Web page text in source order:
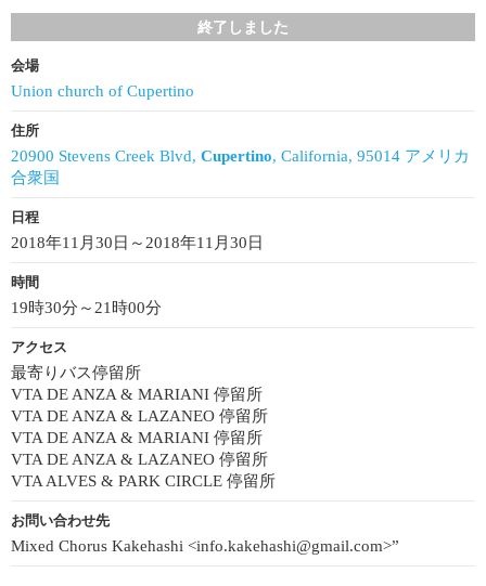
終了しました
会場
Union church of Cupertino
住所
20900 Stevens Creek Blvd, Cupertino, California, 95014 アメリカ
合衆国
日程
2018年11月30日～2018年11月30日
時間
19時30分～21時00分
アクセス
最寄りバス停留所
VTA DE ANZA & MARIANI 停留所
VTA DE ANZA & LAZANEO 停留所
VTA DE ANZA & MARIANI 停留所
VTA DE ANZA & LAZANEO 停留所
VTA ALVES & PARK CIRCLE 停留所
お問い合わせ先
Mixed Chorus Kakehashi <info.kakehashi@gmail.com>”